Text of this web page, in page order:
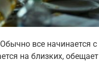
все начинается с
на близких, обещает